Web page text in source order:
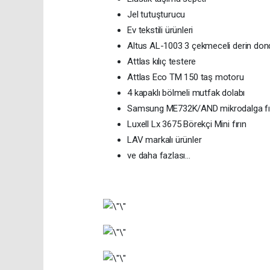
Jel tutuşturucu
Ev tekstili ürünleri
Altus AL-1003 3 çekmeceli derin
Attlas kılıç testere
Attlas Eco TM 150 taş motoru
4 kapaklı bölmeli mutfak dolabı
Samsung ME732K/AND mikrodalga
Luxell Lx 3675 Börekçi Mini fırın
LAV markalı ürünler
ve daha fazlası…